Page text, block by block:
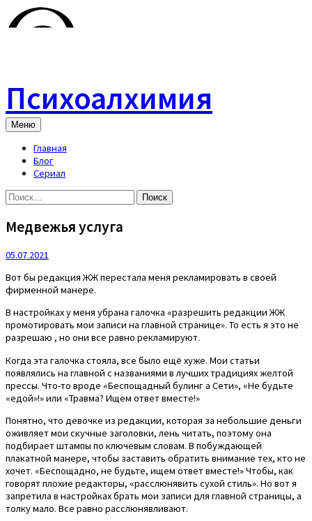
Skip
to
Психоалхимия
Меню
Главная
Блог
Сериал
Найти:
Медвежья услуга
05.07.2021
Вот бы редакция ЖЖ перестала меня рекламировать в своей
фирменной манере.
В настройках у меня убрана галочка «разрешить редакции ЖЖ
промотировать мои записи на главной странице». То есть я это не
разрешаю , но они все равно рекламируют.
Когда эта галочка стояла, все было ещё хуже. Мои статьи
появлялись на главной с названиями в лучших традициях желтой
прессы. Что-то вроде «Беспощадный булинг а Сети», «Не будьте
«едой»!» или «Травма? Ищем ответ вместе!»
Понятно, что девочке из редакции, которая за небольшие деньги
оживляет мои скучные заголовки, лень читать, поэтому она
подбирает штампы по ключевым словам. В побуждающей
плакатной манере, чтобы заставить обратить внимание тех, кто не
хочет. «Беспощадно, не будьте, ищем ответ вместе!» Чтобы, как
говорят плохие редакторы, «расслюнявить сухой стиль». Но вот я
запретила в настройках брать мои записи для главной страницы, а
толку мало. Все равно расслюнявливают.